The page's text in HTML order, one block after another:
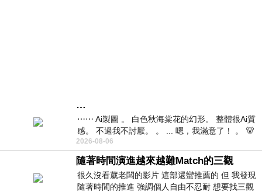
…
⋯⋯ Ai製圖 。 白色秋海棠花的幻形。 整體很Ai質
感。 不過我不討厭。 。 ... 嗯，我滿意了！ 。 🐻
昨中
2026-08-06
隨著時間演進越來越難Match的三觀
很久沒看葳老闆的影片 這部還蠻推薦的 但 我發現
隨著時間的推進 強調個人自由不忍耐 想要找三觀